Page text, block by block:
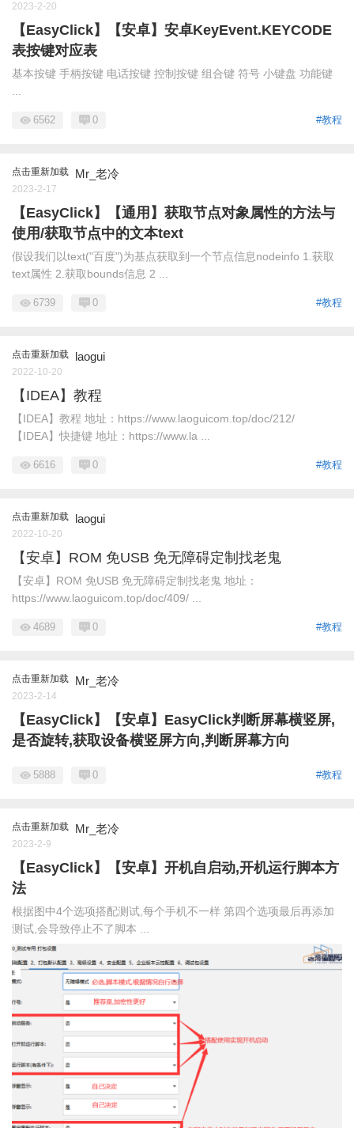
2023-2-20
【EasyClick】【安卓】安卓KeyEvent.KEYCODE
表按键对应表
基本按键 手柄按键 电话按键 控制按键 组合键 符号 小键盘 功能键
...
#教程
6562 0
点击重新加载 Mr_老冷
2023-2-17
【EasyClick】【通用】获取节点对象属性的方法与
使用/获取节点中的文本text
假设我们以text("百度")为基点获取到一个节点信息nodeinfo 1.获取
text属性 2.获取bounds信息 2 ...
#教程
6739 0
点击重新加载 laogui
2022-10-20
【IDEA】教程
【IDEA】教程 地址：https://www.laoguicom.top/doc/212/
【IDEA】快捷键 地址：https://www.la ...
#教程
6616 0
点击重新加载 laogui
2022-10-20
【安卓】ROM 免USB 免无障碍定制找老鬼
【安卓】ROM 免USB 免无障碍定制找老鬼 地址：
https://www.laoguicom.top/doc/409/ ...
#教程
4689 0
点击重新加载 Mr_老冷
2023-2-14
【EasyClick】【安卓】EasyClick判断屏幕横竖屏,
是否旋转,获取设备横竖屏方向,判断屏幕方向
#教程
5888 0
点击重新加载 Mr_老冷
2023-2-9
【EasyClick】【安卓】开机自启动,开机运行脚本方
法
根据图中4个选项搭配测试,每个手机不一样 第四个选项最后再添加
测试,会导致停止不了脚本 ...